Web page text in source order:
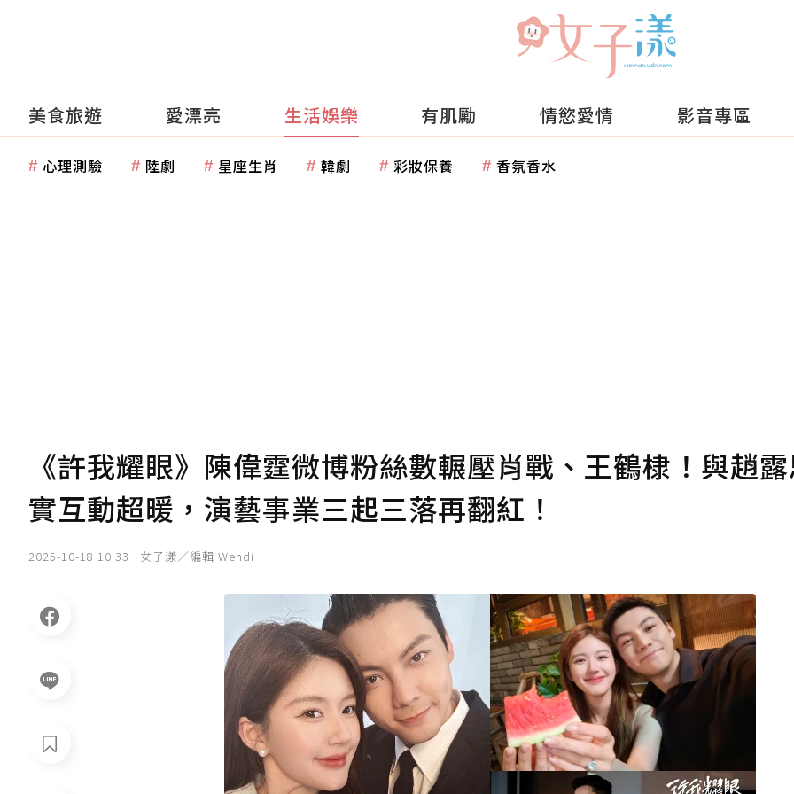
美食旅遊 愛漂亮 生活娛樂 有肌勵 情慾愛情 影音專區
心理測驗 陸劇 星座生肖 韓劇 彩妝保養 香氛香水
《許我耀眼》陳偉霆微博粉絲數輾壓肖戰、王鶴棣！與趙
實互動超暖，演藝事業三起三落再翻紅！
2025-10-18 10:33 女子漾／編輯 Wendi